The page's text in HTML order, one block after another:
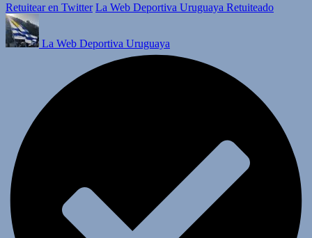
Retuitear en Twitter La Web Deportiva Uruguaya Retuiteado
La Web Deportiva Uruguaya